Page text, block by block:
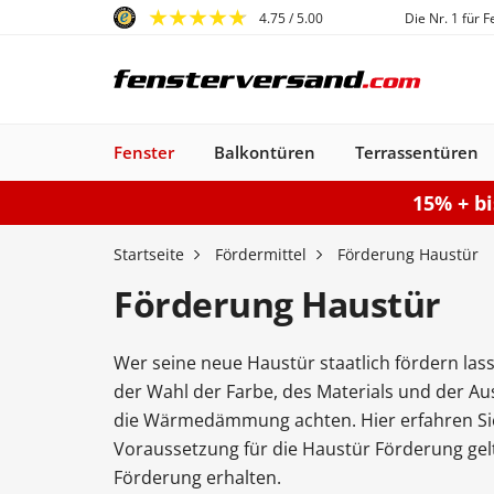
4.75/ 5.00 Die Nr. 1 für
Fenster
Kunststofffenster Kunststoff-Alu
Fenster
Holzfenster
Fenster
Balkontüren
Balkontüren
Kunststoff
Balkontüren
Kunststoff-Alu
Balkontür
Terrassentüren
PSK-Türen Smart-Slide
Terrassentür
Haustüren
Kunststoff
Haustüren
Stahl-Alu
Haustüren
Aluminium
Haustür konfigurieren
Rollladen
Konfigurieren
Raffstores
Konfigurieren
Einzeltor Doppeltor
Gartentor
Sektionaltore
Sektionaltor konfigurieren
Anbau Carports Carports freistehend
Carport konfigurieren
15% +
Startseite Fördermittel Förderung Haustür
Förderung Haustür
Wer seine neue Haustür staatlich fördern
der Wahl der Farbe, des Materials und der
die Wärmedämmung achten. Hier erfahren
Voraussetzung für die Haustür Förderung
Förderung erhalten.